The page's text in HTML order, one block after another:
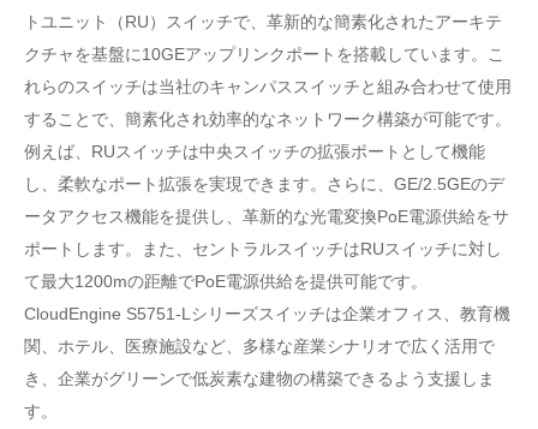
トユニット（RU）スイッチで、革新的な簡素化されたアーキテ
クチャを基盤に10GEアップリンクポートを搭載しています。こ
れらのスイッチは当社のキャンパススイッチと組み合わせて使用
することで、簡素化され効率的なネットワーク構築が可能です。
例えば、RUスイッチは中央スイッチの拡張ポートとして機能
し、柔軟なポート拡張を実現できます。さらに、GE/2.5GEのデ
ータアクセス機能を提供し、革新的な光電変換PoE電源供給をサ
ポートします。また、セントラルスイッチはRUスイッチに対し
て最大1200mの距離でPoE電源供給を提供可能です。
CloudEngine S5751-Lシリーズスイッチは企業オフィス、教育機
関、ホテル、医療施設など、多様な産業シナリオで広く活用で
き、企業がグリーンで低炭素な建物の構築できるよう支援しま
す。